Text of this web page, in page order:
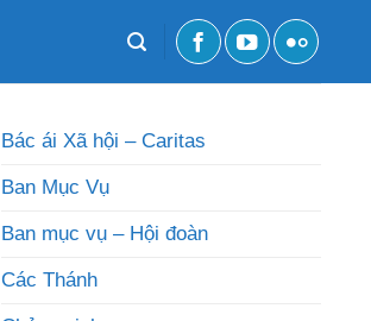
Bác ái Xã hội – Caritas
Ban Mục Vụ
Ban mục vụ – Hội đoàn
Các Thánh